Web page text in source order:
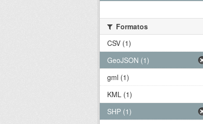
Formatos
CSV (1)
GeoJSON (1)
gml (1)
KML (1)
SHP (1)